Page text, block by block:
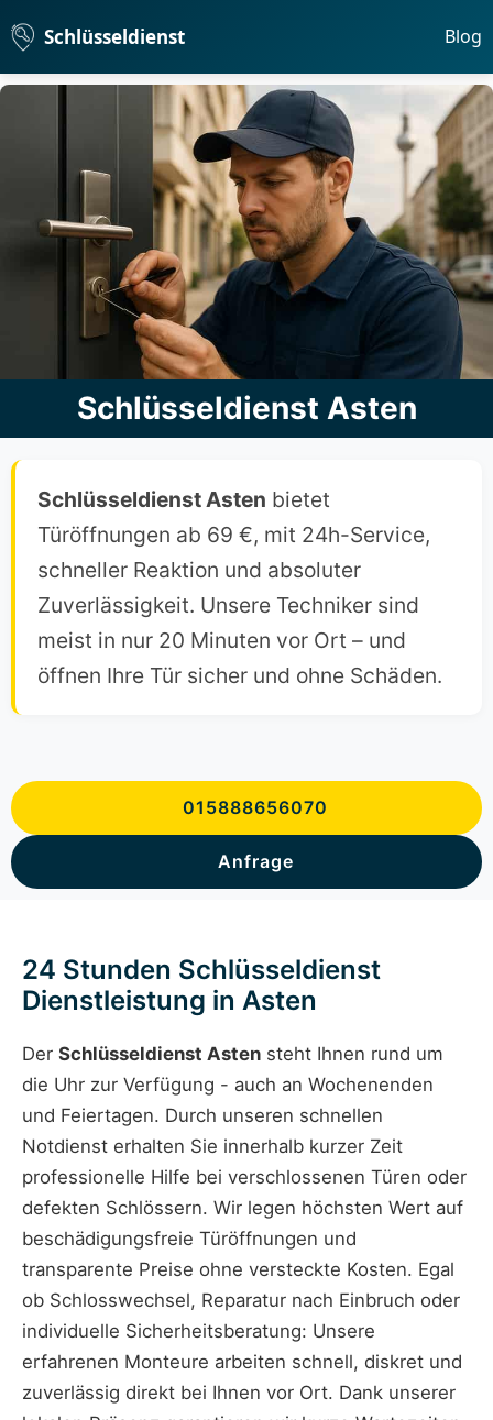
Schlüsseldienst Blog
Schlüsseldienst Asten
Schlüsseldienst Asten bietet
Türöffnungen ab 69 €, mit 24h-Service,
schneller Reaktion und absoluter
Zuverlässigkeit. Unsere Techniker sind
meist in nur 20 Minuten vor Ort – und
öffnen Ihre Tür sicher und ohne Schäden.
015888656070
Anfrage
24 Stunden Schlüsseldienst
Dienstleistung in Asten
Der Schlüsseldienst Asten steht Ihnen rund um
die Uhr zur Verfügung - auch an Wochenenden
und Feiertagen. Durch unseren schnellen
Notdienst erhalten Sie innerhalb kurzer Zeit
professionelle Hilfe bei verschlossenen Türen oder
defekten Schlössern. Wir legen höchsten Wert auf
beschädigungsfreie Türöffnungen und
transparente Preise ohne versteckte Kosten. Egal
ob Schlosswechsel, Reparatur nach Einbruch oder
individuelle Sicherheitsberatung: Unsere
erfahrenen Monteure arbeiten schnell, diskret und
zuverlässig direkt bei Ihnen vor Ort. Dank unserer